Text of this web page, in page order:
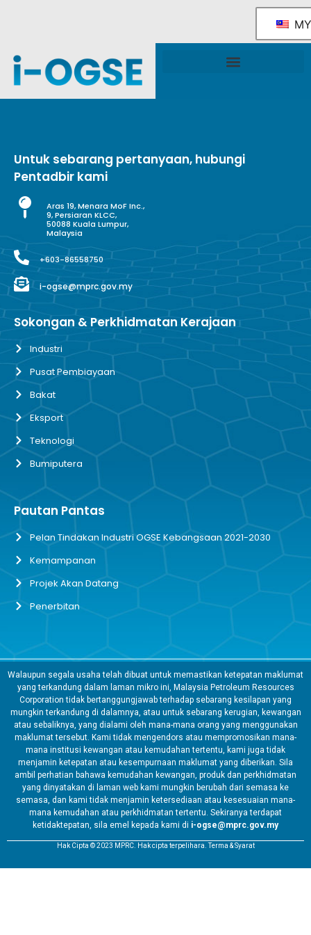
MY
Untuk sebarang pertanyaan, hubungi
Pentadbir kami
Aras 19, Menara MoF Inc.,
9, Persiaran KLCC,
50088 Kuala Lumpur,
Malaysia
+603-86558750
i-ogse@mprc.gov.my
Sokongan & Perkhidmatan Kerajaan
Industri
Pusat Pembiayaan
Bakat
Eksport
Teknologi
Bumiputera
Pautan Pantas
Pelan Tindakan Industri OGSE Kebangsaan 2021-2030
Kemampanan
Projek Akan Datang
Penerbitan
Walaupun segala usaha telah dibuat untuk memastikan ketepatan maklumat
yang terkandung dalam laman mikro ini, Malaysia Petroleum Resources
Corporation tidak bertanggungjawab terhadap sebarang kesilapan yang
mungkin terkandung di dalamnya, atau untuk sebarang kerugian, kewangan
atau sebaliknya, yang dialami oleh mana-mana orang yang menggunakan
maklumat tersebut. Kami tidak mengendors atau mempromosikan mana-
mana institusi kewangan atau kemudahan tertentu, kami juga tidak
menjamin ketepatan atau kesempurnaan maklumat yang diberikan. Sila
ambil perhatian bahawa kemudahan kewangan, produk dan perkhidmatan
yang dinyatakan di laman web kami mungkin berubah dari semasa ke
semasa, dan kami tidak menjamin ketersediaan atau kesesuaian mana-
mana kemudahan atau perkhidmatan tertentu. Sekiranya terdapat
ketidaktepatan, sila emel kepada kami di i-ogse@mprc.gov.my
Hak Cipta © 2023 MPRC. Hak cipta terpelihara. Terma & Syarat